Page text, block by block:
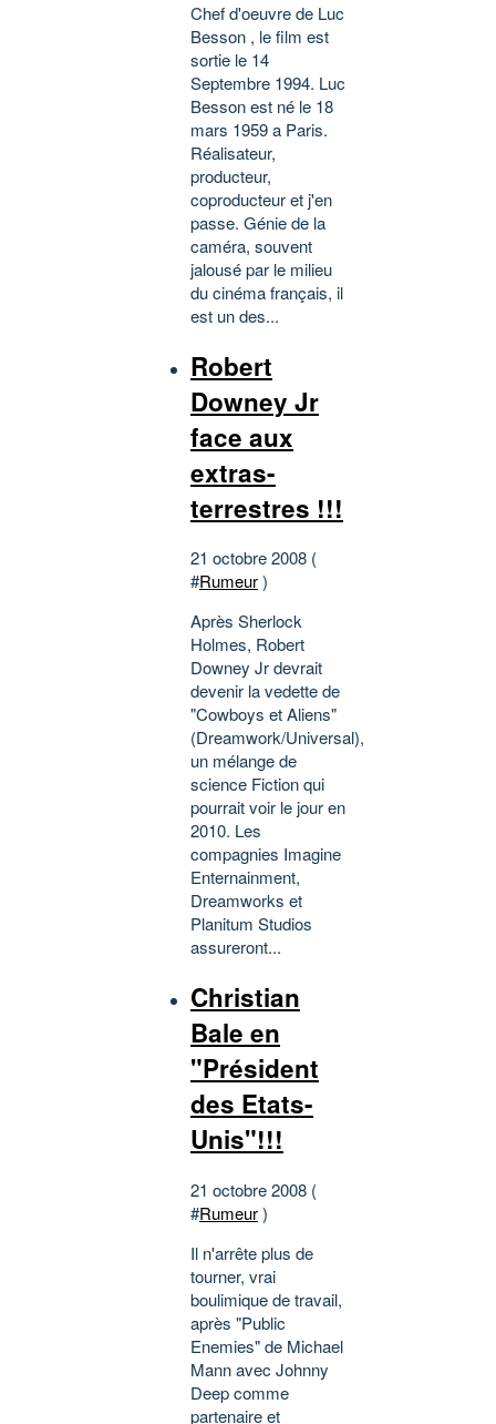
Chef d'oeuvre de Luc
Besson , le film est
sortie le 14
Septembre 1994. Luc
Besson est né le 18
mars 1959 a Paris.
Réalisateur,
producteur,
coproducteur et j'en
passe. Génie de la
caméra, souvent
jalousé par le milieu
du cinéma français, il
est un des...
Robert
Downey Jr
face aux
extras-
terrestres !!!
21 octobre 2008 (
#Rumeur)
Après Sherlock
Holmes, Robert
Downey Jr devrait
devenir la vedette de
"Cowboys et Aliens"
(Dreamwork/Universal),
un mélange de
science Fiction qui
pourrait voir le jour en
2010. Les
compagnies Imagine
Enternainment,
Dreamworks et
Planitum Studios
assureront...
Christian
Bale en
"Président
des Etats-
Unis"!!!
21 octobre 2008 (
#Rumeur)
Il n'arrête plus de
tourner, vrai
boulimique de travail,
après "Public
Enemies" de Michael
Mann avec Johnny
Deep comme
partenaire et